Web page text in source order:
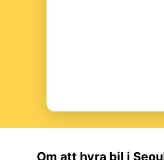
Om att hyra bil i